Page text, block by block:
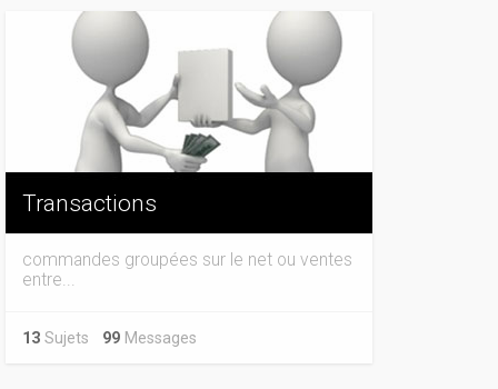
Transactions
commandes groupées sur le net ou ventes
entre...
13 Sujets 99 Messages